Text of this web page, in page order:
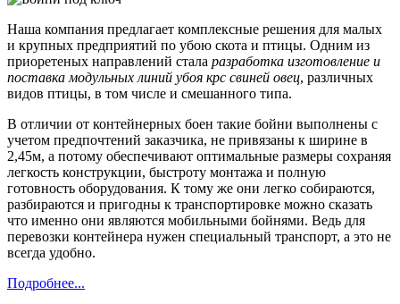
Наша компания предлагает комплексные решения для малых
и крупных предприятий по убою скота и птицы. Одним из
приоретеных направлений стала разработка изготовление и
поставка модульных линий убоя крс свиней овец, различных
видов птицы, в том числе и смешанного типа.
В отличии от контейнерных боен такие бойни выполнены с
учетом предпочтений заказчика, не привязаны к ширине в
2,45м, а потому обеспечивают оптимальные размеры сохраняя
легкость конструкции, быстроту монтажа и полную
готовность оборудования. К тому же они легко собираются,
разбираются и пригодны к транспортировке можно сказать
что именно они являются мобильными бойнями. Ведь для
перевозки контейнера нужен специальный транспорт, а это не
всегда удобно.
Подробнее...